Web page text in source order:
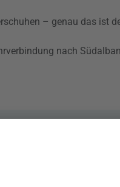
– genau das ist
nach
Plazhi San